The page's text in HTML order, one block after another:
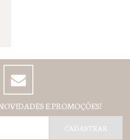
E PROMOÇÕES!